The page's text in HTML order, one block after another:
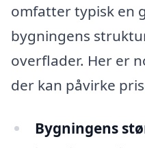
omfatter typisk en
bygningens
overflader. Her er
der kan påvirke
Bygningens